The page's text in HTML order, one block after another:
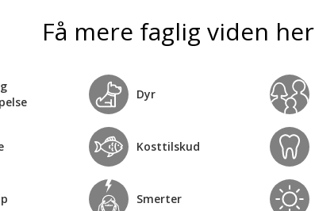
Få mere faglig viden her
Dyr
Kosttilskud
Smerter